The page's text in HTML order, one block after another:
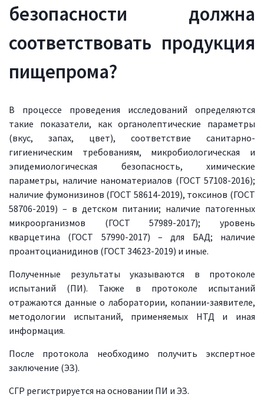
безопасности должна
соответствовать продукция
пищепрома?
В процессе проведения исследований определяются
такие показатели, как органолептические параметры
(вкус, запах, цвет), соответствие санитарно-
гигиеническим требованиям, микробиологическая и
эпидемиологическая безопасность, химические
параметры, наличие наноматериалов (ГОСТ 57108-2016);
наличие фумонизинов (ГОСТ 58614-2019), токсинов (ГОСТ
58706-2019) – в детском питании; наличие патогенных
микроорганизмов (ГОСТ 57989-2017); уровень
кварцетина (ГОСТ 57990-2017) – для БАД; наличие
проантоцианидинов (ГОСТ 34623-2019) и иные.
Полученные результаты указываются в протоколе
испытаний (ПИ). Также в протоколе испытаний
отражаются данные о лаборатории, копании-заявителе,
методологии испытаний, применяемых НТД и иная
информация.
После протокола необходимо получить экспертное
заключение (ЭЗ).
СГР регистрируется на основании ПИ и ЭЗ.